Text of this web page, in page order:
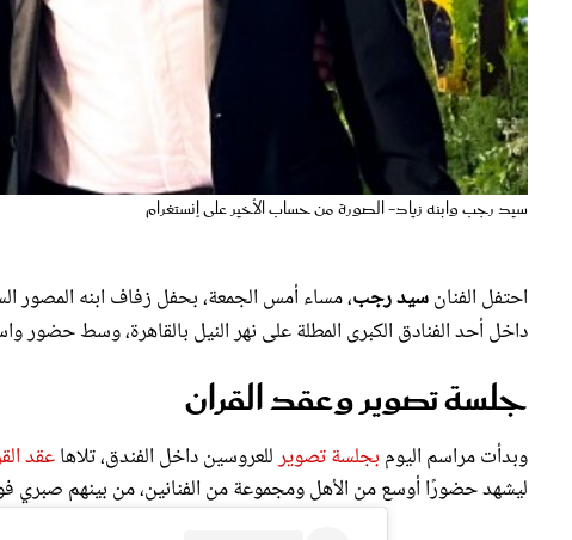
سيد رجب وابنه زياد- الصورة من حساب الأخير على إنستغرام
احتفل الفنانسيد رجب، مساء أمس الجمعة، بحفل زفاف ابنه المصور
داخل أحد الفنادق الكبرى المطلة على نهر النيل بالقاهرة، وسط حضور
جلسة تصوير وعقد القران
وبدأت مراسم اليوم بجلسة تصويرللعروسين داخل الفندق، تلاهاعقد
ليشهد حضورًا أوسع من الأهل ومجموعة من الفنانين، من بينهم صبري